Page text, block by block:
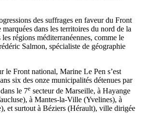
des suffrages en faveur du Front
dans les territoires du nord de la
régions méditerranéennes, comme le
Salmon, spécialiste de géographie
le Front national, Marine Le Pen s’est
six des onze municipalités détenues par
le 7e secteur de Marseille, à Hayange
à Mantes-la-Ville (Yvelines), à
et surtout à Béziers (Hérault), ville dirigée